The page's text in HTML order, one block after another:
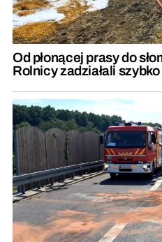
Od płonącej prasy do
Rolnicy zadziałali